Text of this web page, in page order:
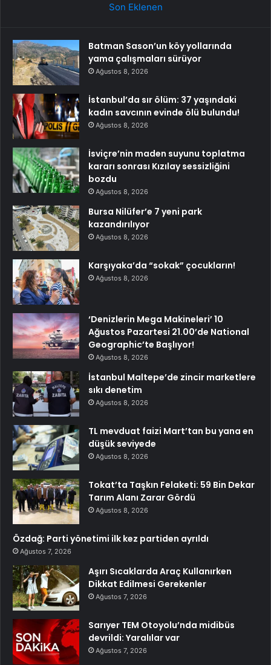
Son Eklenen
Batman Sason’un köy yollarında
yama çalışmaları sürüyor
Ağustos 8, 2026
İstanbul’da sır ölüm: 37 yaşındaki
kadın savcının evinde ölü bulundu!
Ağustos 8, 2026
İsviçre’nin maden suyunu toplatma
kararı sonrası Kızılay sessizliğini
bozdu
Ağustos 8, 2026
Bursa Nilüfer’e 7 yeni park
kazandırılıyor
Ağustos 8, 2026
Karşıyaka’da “sokak” çocukların!
Ağustos 8, 2026
‘Denizlerin Mega Makineleri’ 10
Ağustos Pazartesi 21.00’de National
Geographic’te Başlıyor!
Ağustos 8, 2026
İstanbul Maltepe’de zincir marketlere
sıkı denetim
Ağustos 8, 2026
TL mevduat faizi Mart’tan bu yana en
düşük seviyede
Ağustos 8, 2026
Tokat’ta Taşkın Felaketi: 59 Bin Dekar
Tarım Alanı Zarar Gördü
Ağustos 8, 2026
Özdağ: Parti yönetimi ilk kez partiden ayrıldı
Ağustos 7, 2026
Aşırı Sıcaklarda Araç Kullanırken
Dikkat Edilmesi Gerekenler
Ağustos 7, 2026
Sarıyer TEM Otoyolu’nda midibüs
devrildi: Yaralılar var
Ağustos 7, 2026